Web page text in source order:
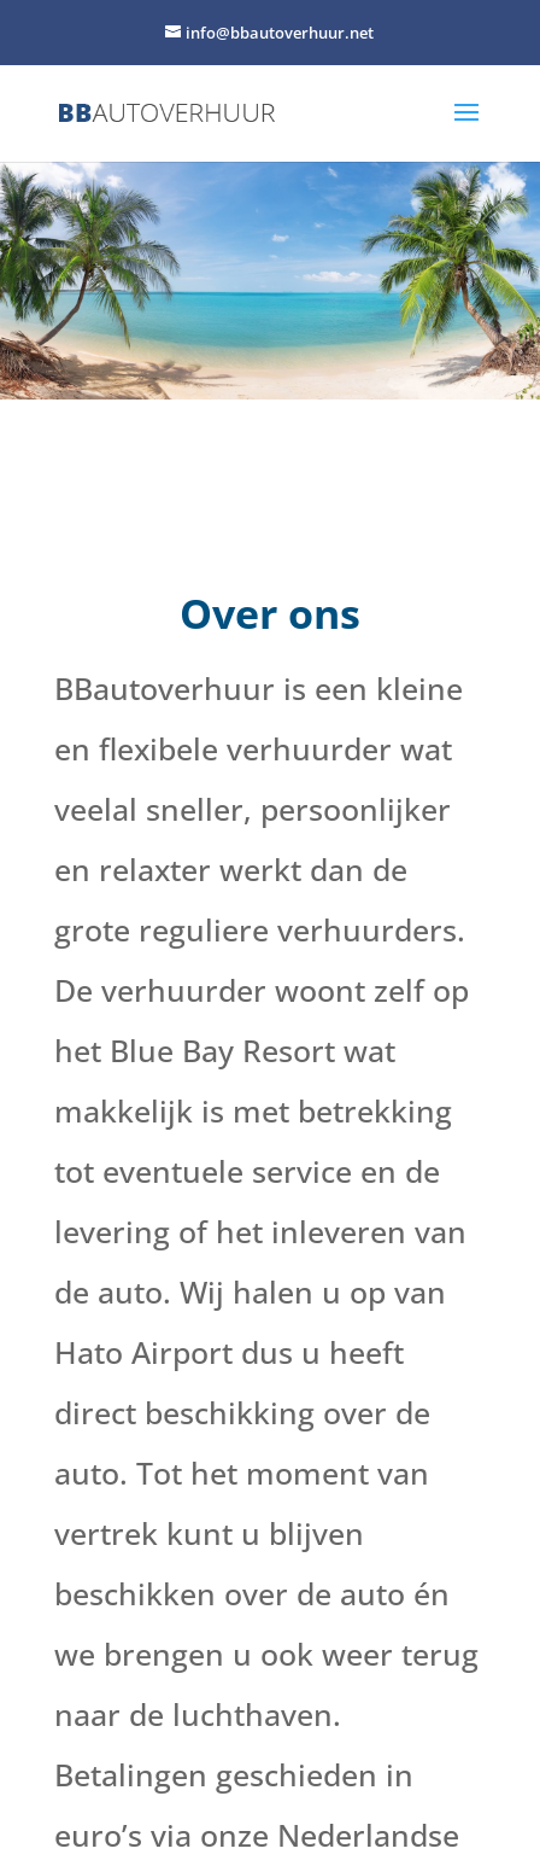
info@bbautoverhuur.net
Over ons
BBautoverhuur is een kleine
en flexibele verhuurder wat
veelal sneller, persoonlijker
en relaxter werkt dan de
grote reguliere verhuurders.
De verhuurder woont zelf op
het Blue Bay Resort wat
makkelijk is met betrekking
tot eventuele service en de
levering of het inleveren van
de auto. Wij halen u op van
Hato Airport dus u heeft
direct beschikking over de
auto. Tot het moment van
vertrek kunt u blijven
beschikken over de auto én
we brengen u ook weer terug
naar de luchthaven.
Betalingen geschieden in
euro’s via onze Nederlandse